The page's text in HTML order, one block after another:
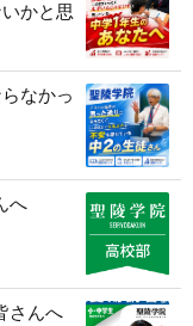
かと思
なかっ
へ
さんへ